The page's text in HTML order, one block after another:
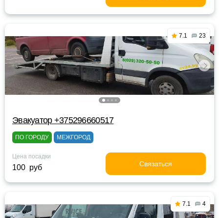
7.1 23
Эвакуатор +375296660517
ПО ГОРОДУ МЕЖГОРОД
Цена посадки
100 руб Связаться
7.1 4